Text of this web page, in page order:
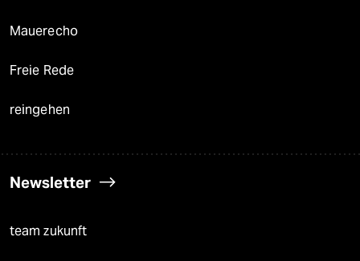
Mauerecho
Freie Rede
reingehen
Newsletter
team zukunft